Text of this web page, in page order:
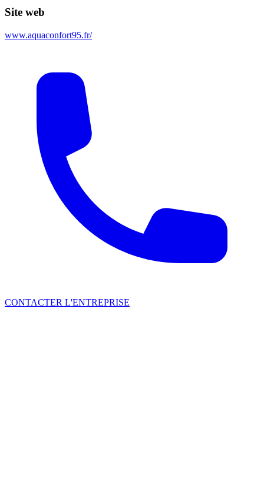
Site web
www.aquaconfort95.fr/
CONTACTER L'ENTREPRISE